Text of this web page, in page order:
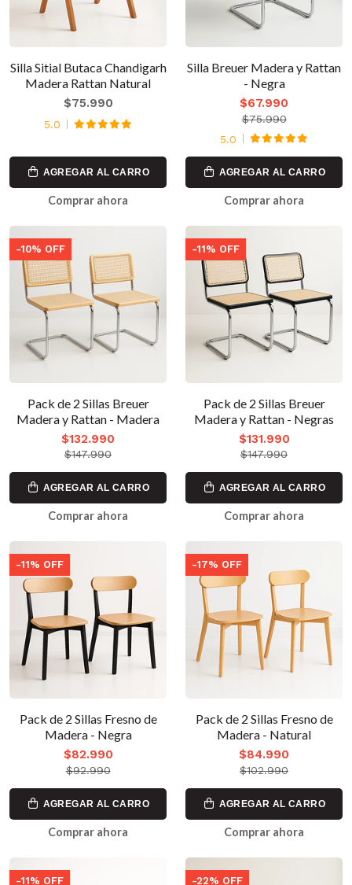
Silla Sitial Butaca Chandigarh
Madera Rattan Natural
$75.990
5.0
AGREGAR AL CARRO
Comprar ahora
Silla Breuer Madera y Rattan
- Negra
$67.990
$75.990
5.0
AGREGAR AL CARRO
Comprar ahora
-10% OFF
Pack de 2 Sillas Breuer
Madera y Rattan - Madera
$132.990
$147.990
AGREGAR AL CARRO
Comprar ahora
-11% OFF
Pack de 2 Sillas Breuer
Madera y Rattan - Negras
$131.990
$147.990
AGREGAR AL CARRO
Comprar ahora
-11% OFF
Pack de 2 Sillas Fresno de
Madera - Negra
$82.990
$92.990
AGREGAR AL CARRO
Comprar ahora
-17% OFF
Pack de 2 Sillas Fresno de
Madera - Natural
$84.990
$102.990
AGREGAR AL CARRO
Comprar ahora
-11% OFF -22% OFF